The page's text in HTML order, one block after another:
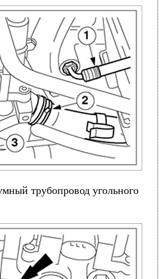
трубопровод угольного